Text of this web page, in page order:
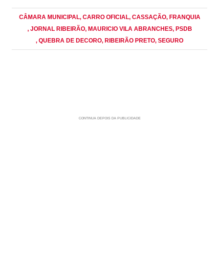
CÂMARA MUNICIPAL, CARRO OFICIAL, CASSAÇÃO, FRANQUIA
, JORNAL RIBEIRÃO, MAURICIO VILA ABRANCHES, PSDB
, QUEBRA DE DECORO, RIBEIRÃO PRETO, SEGURO